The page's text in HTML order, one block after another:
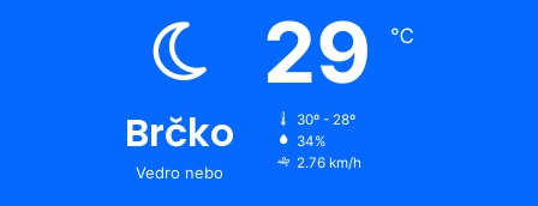
Brčko
Vedro nebo
29 ℃
30º - 28º
34%
2.76 km/h